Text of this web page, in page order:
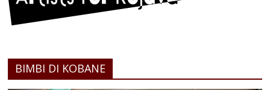
BIMBI DI KOBANE